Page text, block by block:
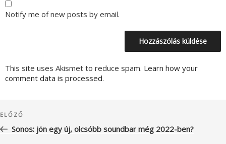
Notify me of new posts by email.
This site uses Akismet to reduce spam. Learn how your
comment data is processed.
navigáció
Korábbi
bejegyzés
ELŐZŐ
Sonos: jön egy új, olcsóbb soundbar még 2022-ben?